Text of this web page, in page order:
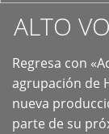
ALTO
Regresa con
agrupación de
nueva
parte de su